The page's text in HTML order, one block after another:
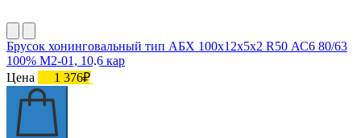
Брусок хонинговальный тип АБХ 100х12х5х2 R50 АС6 80/63
100% М2-01, 10,6 кар
Цена
1 376₽